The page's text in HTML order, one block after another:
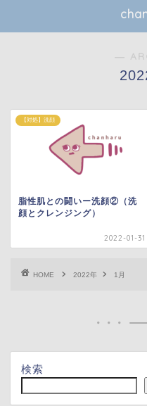
―
【対処】洗顔
脂性肌との闘いー洗顔②（洗
顔とクレンジング）
2022-01-31
HOME 2022年 1月
検索